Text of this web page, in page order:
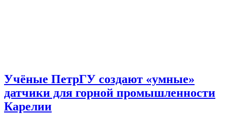
Учёные ПетрГУ создают «умные»
датчики для горной промышленности
Карелии